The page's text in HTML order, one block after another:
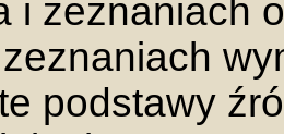
i zeznaniach
podstawy